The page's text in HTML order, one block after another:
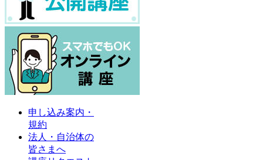
申し込み案内・
規約
法人・自治体の
皆さまへ